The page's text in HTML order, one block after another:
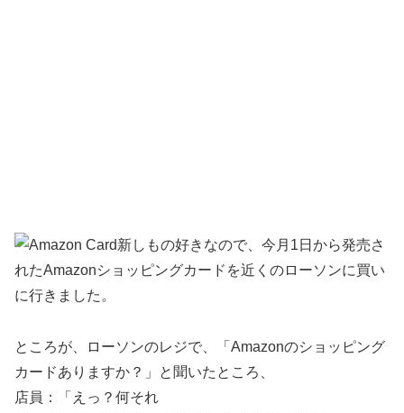
新しもの好きなので、今月1日から発売さ
れたAmazonショッピングカードを近くのローソンに買い
に行きました。
ところが、ローソンのレジで、「Amazonのショッピング
カードありますか？」と聞いたところ、
店員：「えっ？何それ